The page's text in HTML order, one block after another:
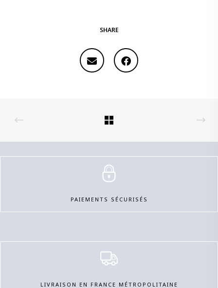
SHARE
PAIEMENTS SÉCURISÉS
LIVRAISON EN FRANCE MÉTROPOLITAINE